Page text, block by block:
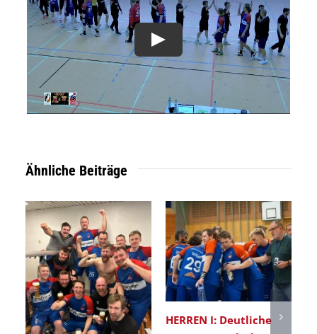
Ähnliche Beiträge
HERREN I: Deutliche